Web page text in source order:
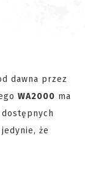
dawna przez
WA2000 ma
że